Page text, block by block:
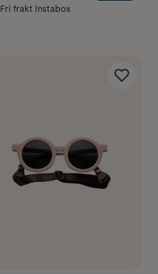
Fri frakt Instabox